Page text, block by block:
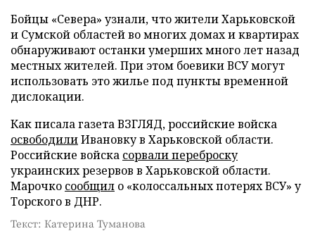
Бойцы «Севера» узнали, что жители Харьковской
и Сумской областей во многих домах и квартирах
обнаруживают останки умерших много лет назад
местных жителей. При этом боевики ВСУ могут
использовать это жилье под пункты временной
дислокации.
Как писала газета ВЗГЛЯД, российские войска
освободилиИвановку в Харьковской области.
Российские войска сорвали переброску
украинских резервов в Харьковской области.
Марочко сообщил о «колоссальных потерях ВСУ» у
Торского в ДНР.
Текст: Катерина Туманова